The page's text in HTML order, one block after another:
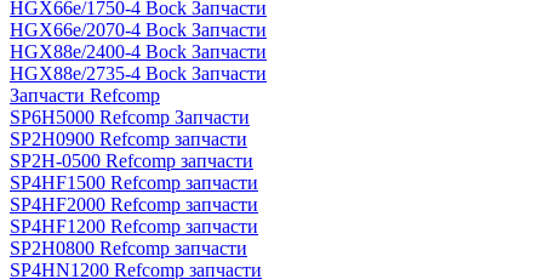
HGX66e/1750-4 Bock Запчасти
HGX66e/2070-4 Bock Запчасти
HGX88e/2400-4 Bock Запчасти
HGX88e/2735-4 Bock Запчасти
Запчасти Refcomp
SP6H5000 Refcomp Запчасти
SP2H0900 Refcomp запчасти
SP2H-0500 Refcomp запчасти
SP4HF1500 Refcomp запчасти
SP4HF2000 Refcomp запчасти
SP4HF1200 Refcomp запчасти
SP2H0800 Refcomp запчасти
SP4HN1200 Refcomp запчасти